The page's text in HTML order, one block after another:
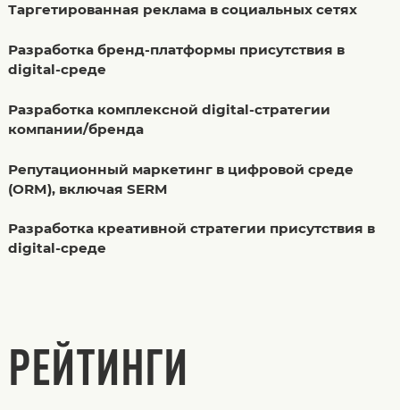
Таргетированная реклама в социальных сетях
Разработка бренд-платформы присутствия в
digital-среде
Разработка комплексной digital-стратегии
компании/бренда
Репутационный маркетинг в цифровой среде
(ORM), включая SERM
Разработка креативной стратегии присутствия в
digital-среде
РЕЙТИНГИ